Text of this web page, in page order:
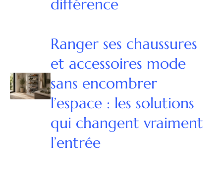
différence
Ranger ses chaussures
et accessoires mode
sans encombrer
l’espace : les solutions
qui changent vraiment
l’entrée